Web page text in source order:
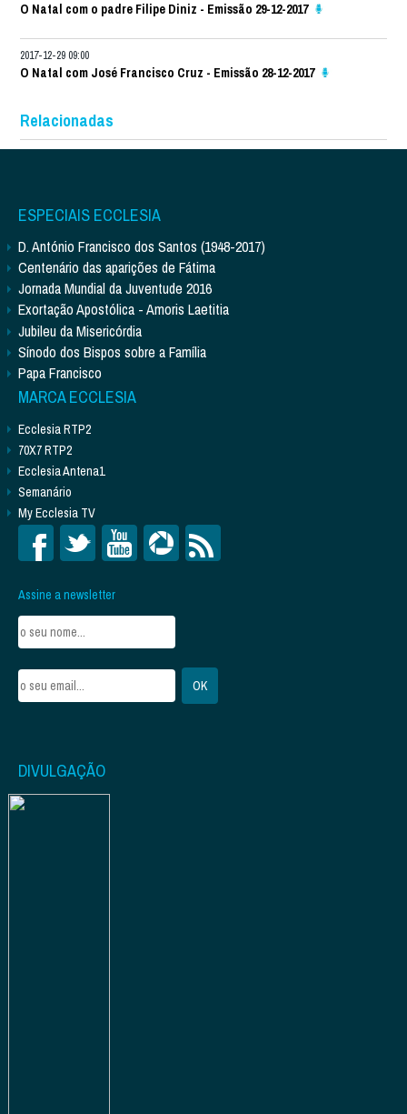
O Natal com o padre Filipe Diniz - Emissão 29-12-2017
2017-12-29 09:00
O Natal com José Francisco Cruz - Emissão 28-12-2017
Relacionadas
ESPECIAIS ECCLESIA
D. António Francisco dos Santos (1948-2017)
Centenário das aparições de Fátima
Jornada Mundial da Juventude 2016
Exortação Apostólica - Amoris Laetitia
Jubileu da Misericórdia
Sínodo dos Bispos sobre a Família
Papa Francisco
MARCA ECCLESIA
Ecclesia RTP2
70X7 RTP2
Ecclesia Antena1
Semanário
My Ecclesia TV
Assine a newsletter
DIVULGAÇÃO